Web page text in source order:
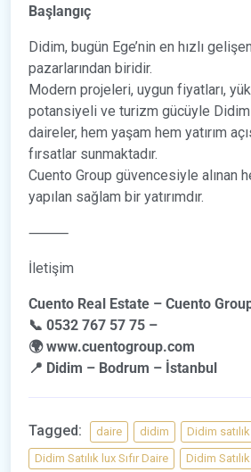
Başlangıç
Didim, bugün Ege’nin en hızlı
pazarlarından biridir.
Modern projeleri, uygun fiyatları,
potansiyeli ve turizm gücüyle Didim
daireler, hem yaşam hem yatırım
fırsatlar sunmaktadır.
Cuento Group güvencesiyle alınan
yapılan sağlam bir yatırımdır.
⸻
İletişim
Cuento Real Estate – Cuento
📞 0532 767 57 75 –
🌍 www.cuentogroup.com
📍 Didim – Bodrum – İstanbul
Tagged: daire didim
Didim
Didim Satılık lux Sıfır Daire
Didim